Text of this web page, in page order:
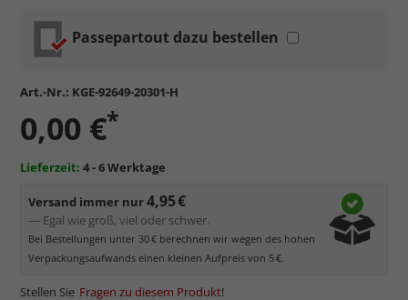
Passepartout dazu bestellen
Art.-Nr.: KGE-92649-20301-H
0,00 €*
Lieferzeit: 4 - 6 Werktage
Versand immer nur4,95 €
— Egal wie groß, viel oder schwer.
Bei Bestellungen unter 30 € berechnen wir wegen des hohen
Verpackungsaufwands einen kleinen Aufpreis von 5 €.
Stellen Sie Fragen zu diesem Produkt!